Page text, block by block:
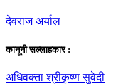
देवराज अर्याल
कानूनी सल्लाहकार :
अधिवक्ता श्रीकृष्ण सुवेदी